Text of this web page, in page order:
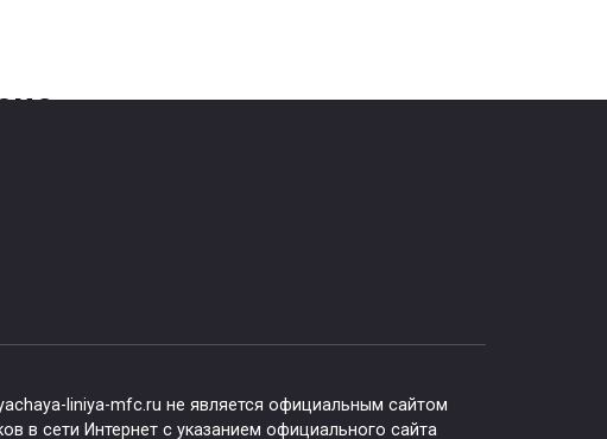
liniya-mfc.ru не является официальным сайтом
в сети Интернет с указанием официального сайта